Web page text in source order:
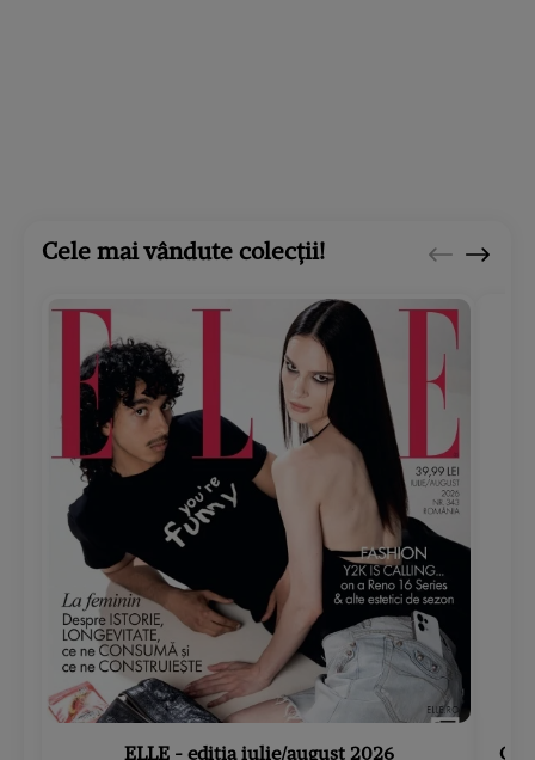
Cele mai vândute colecții!
ELLE - ediția iulie/august 2026